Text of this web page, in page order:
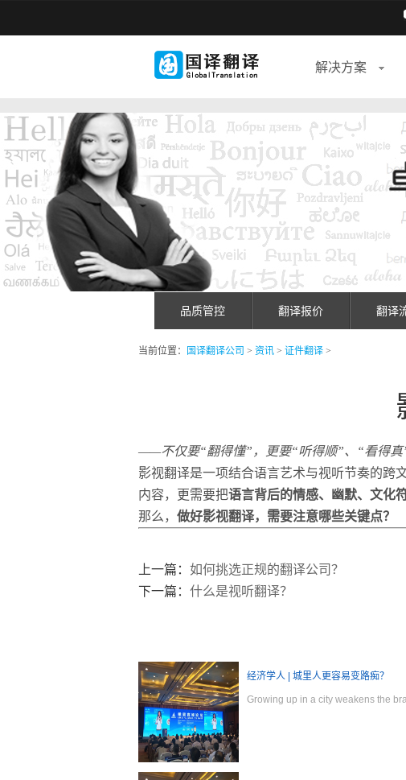
解决方案
品质管控 翻译报价 翻译
当前位置： 国译翻译公司 > 资讯 > 证件翻译 >
——不仅要“翻得懂”，更要“听得顺”、“看得真
影视翻译是一项结合语言艺术与视听节奏的跨
内容，更需要把语言背后的情感、幽默、文化
那么， 做好影视翻译，需要注意哪些关键点？
上一篇： 如何挑选正规的翻译公司？
下一篇： 什么是视听翻译？
经济学人 | 城里人更容易变路痴？
Growing up in a city weakens the